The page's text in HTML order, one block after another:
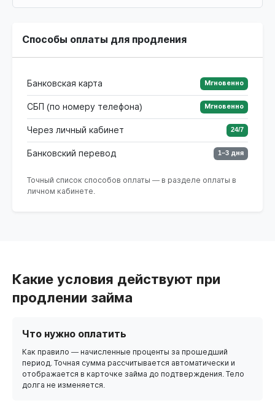
Способы оплаты для продления
Банковская карта Мгновенно
СБП (по номеру телефона) Мгновенно
Через личный кабинет 24/7
Банковский перевод 1–3 дня
Точный список способов оплаты — в разделе оплаты в
личном кабинете.
Какие условия действуют при
продлении займа
Что нужно оплатить
Как правило — начисленные проценты за прошедший
период. Точная сумма рассчитывается автоматически и
отображается в карточке займа до подтверждения. Тело
долга не изменяется.